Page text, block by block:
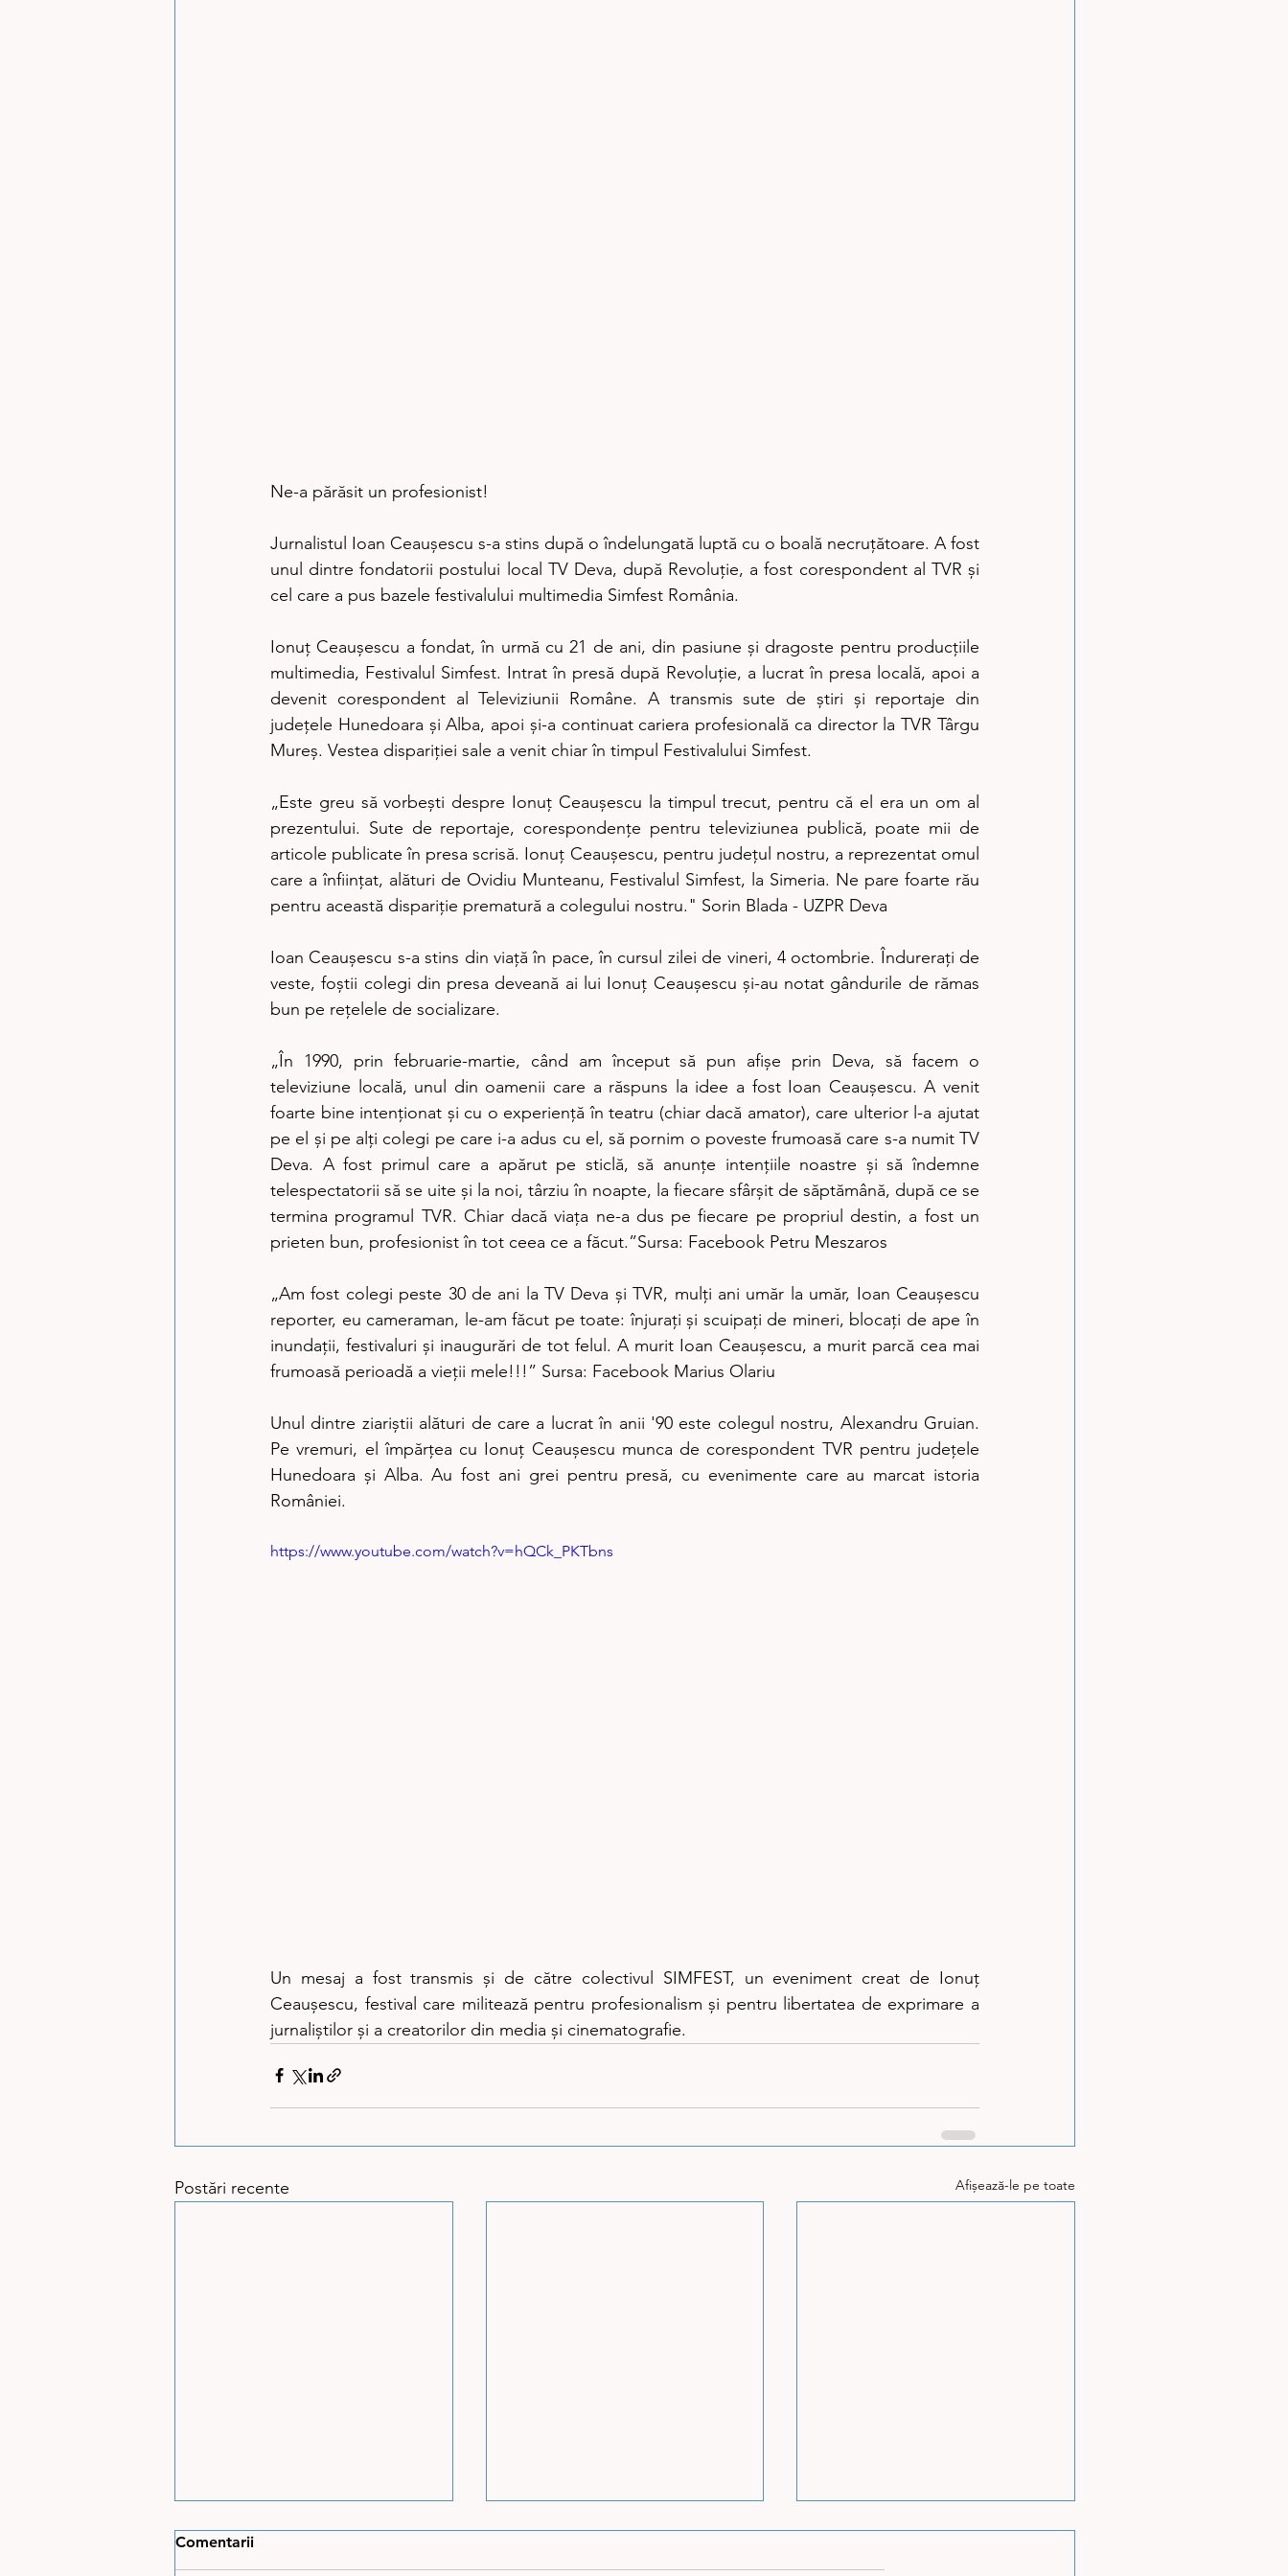
Ne-a părăsit un profesionist!
Jurnalistul Ioan Ceaușescu s-a stins după o îndelungată luptă cu o boală necruțătoare. A fost
unul dintre fondatorii postului local TV Deva, după Revoluție, a fost corespondent al TVR și
cel care a pus bazele festivalului multimedia Simfest România.
Ionuț Ceaușescu a fondat, în urmă cu 21 de ani, din pasiune și dragoste pentru producțiile
multimedia, Festivalul Simfest. Intrat în presă după Revoluție, a lucrat în presa locală, apoi a
devenit corespondent al Televiziunii Române. A transmis sute de știri și reportaje din
județele Hunedoara și Alba, apoi și-a continuat cariera profesională ca director la TVR Târgu
Mureș. Vestea dispariției sale a venit chiar în timpul Festivalului Simfest.
„Este greu să vorbești despre Ionuț Ceaușescu la timpul trecut, pentru că el era un om al
prezentului. Sute de reportaje, corespondențe pentru televiziunea publică, poate mii de
articole publicate în presa scrisă. Ionuț Ceaușescu, pentru județul nostru, a reprezentat omul
care a înființat, alături de Ovidiu Munteanu, Festivalul Simfest, la Simeria. Ne pare foarte rău
pentru această dispariție prematură a colegului nostru." Sorin Blada - UZPR Deva
Ioan Ceaușescu s-a stins din viață în pace, în cursul zilei de vineri, 4 octombrie. Îndurerați de
veste, foștii colegi din presa deveană ai lui Ionuț Ceaușescu și-au notat gândurile de rămas
bun pe rețelele de socializare.
„În 1990, prin februarie-martie, când am început să pun afișe prin Deva, să facem o
televiziune locală, unul din oamenii care a răspuns la idee a fost Ioan Ceaușescu. A venit
foarte bine intenționat și cu o experiență în teatru (chiar dacă amator), care ulterior l-a ajutat
pe el și pe alți colegi pe care i-a adus cu el, să pornim o poveste frumoasă care s-a numit TV
Deva. A fost primul care a apărut pe sticlă, să anunțe intențiile noastre și să îndemne
telespectatorii să se uite și la noi, târziu în noapte, la fiecare sfârșit de săptămână, după ce se
termina programul TVR. Chiar dacă viața ne-a dus pe fiecare pe propriul destin, a fost un
prieten bun, profesionist în tot ceea ce a făcut.”Sursa: Facebook Petru Meszaros
„Am fost colegi peste 30 de ani la TV Deva și TVR, mulți ani umăr la umăr, Ioan Ceaușescu
reporter, eu cameraman, le-am făcut pe toate: înjurați și scuipați de mineri, blocați de ape în
inundații, festivaluri și inaugurări de tot felul. A murit Ioan Ceaușescu, a murit parcă cea mai
frumoasă perioadă a vieții mele!!!” Sursa: Facebook Marius Olariu
Unul dintre ziariștii alături de care a lucrat în anii '90 este colegul nostru, Alexandru Gruian.
Pe vremuri, el împărțea cu Ionuț Ceaușescu munca de corespondent TVR pentru județele
Hunedoara și Alba. Au fost ani grei pentru presă, cu evenimente care au marcat istoria
României.
https://www.youtube.com/watch?v=hQCk_PKTbns
Un mesaj a fost transmis și de către colectivul SIMFEST, un eveniment creat de Ionuț
Ceaușescu, festival care militează pentru profesionalism și pentru libertatea de exprimare a
jurnaliștilor și a creatorilor din media și cinematografie.
Postări recente Afișează-le pe toate
Comentarii